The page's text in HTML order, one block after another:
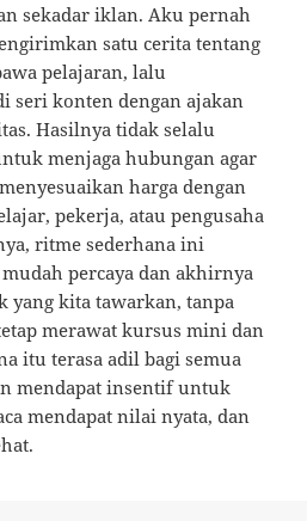
sekadar iklan. Aku pernah
satu cerita tentang
pelajaran, lalu
seri konten dengan ajakan
Hasilnya tidak selalu
menjaga hubungan agar
harga dengan
pekerja, atau pengusaha
ritme sederhana ini
percaya dan akhirnya
yang kita tawarkan, tanpa
merawat kursus mini dan
itu terasa adil bagi semua
mendapat insentif untuk
mendapat nilai nyata, dan